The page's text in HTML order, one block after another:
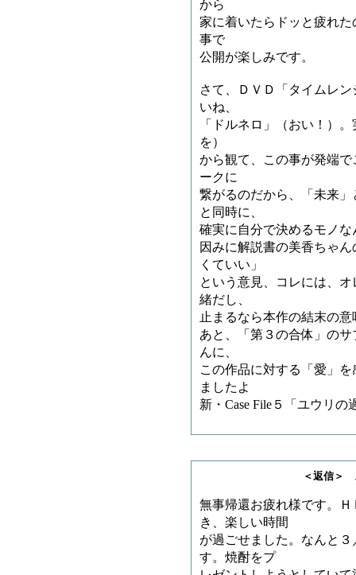
から
家に着いたらドッと疲れ
事で
公開が楽しみです。
さて、ＤＶＤ「タイムレ
いね、
「ドルネロ」（おい！）
を）
から観て、この事が発端
ークに
繋がるのだから、「未来
と同時に、
確実に自分で決めるモノ
因みに解説書の美香ちゃ
くていい」
という意見、コレには、
緒だし、
止まるなら本作の結末の
あと、「第３の合体」の
んに、
この作品に対する「愛」
ましたよ
新・Case File５「ユウリ
＜返信＞ スマイルト
無事帰還お疲れ様です。
き、楽しい時間
が過ごせました。なんと
す。焼酎をプ